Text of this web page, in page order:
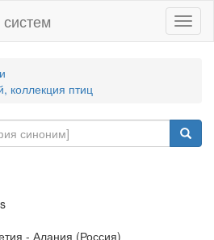
коллекция птиц
- Алания (Россия)